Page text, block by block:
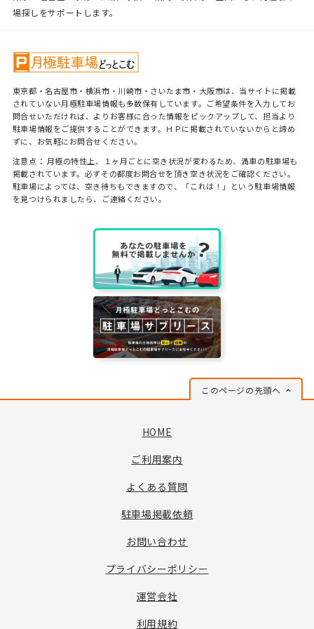
場探しをサポートします。
東京都・名古屋市・横浜市・川崎市・さいたま市・大阪市は、当サイトに掲載
されていない月極駐車場情報も多数保有しています。ご希望条件を入力してお
問合せいただければ、よりお客様に合った情報をピックアップして、担当より
駐車場情報をご提供することができます。ＨＰに掲載されていないからと諦め
ずに、お気軽にお問合せください。
注意点： 月極の特性上、１ヶ月ごとに空き状況が変わるため、満車の駐車場も
掲載されています。必ずその都度お問合せを頂き空き状況をご確認ください。
駐車場によっては、空き待ちもできますので、「これは！」という駐車場情報
を見つけられましたら、ご連絡ください。
このページの先頭へ
HOME
ご利用案内
よくある質問
駐車場掲載依頼
お問い合わせ
プライバシーポリシー
運営会社
利用規約